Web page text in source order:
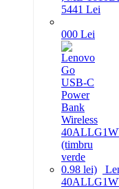
5441 Lei
000 Lei